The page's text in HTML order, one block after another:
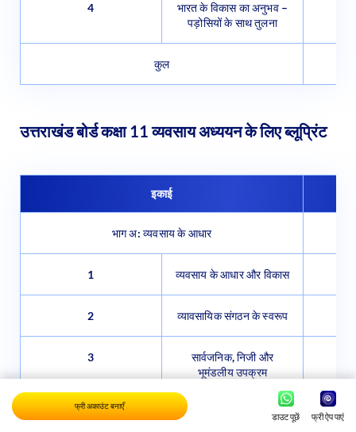
4
भारत के विकास का अनुभव –
पड़ोसियों के साथ तुलना
कुल
उत्तराखंड बोर्ड कक्षा 11 व्यवसाय अध्ययन के लिए ब्लूप्रिंट
इकाई
भाग अ: व्यवसाय के आधार
1 व्यवसाय के आधार और विकास
2 व्यावसायिक संगठन के स्वरूप
3
सार्वजनिक, निजी और
भूमंडलीय उपक्रम
4
फ्री अकाउंट बनाएँ
डाउट पूछें फ्री ऐप पाएं